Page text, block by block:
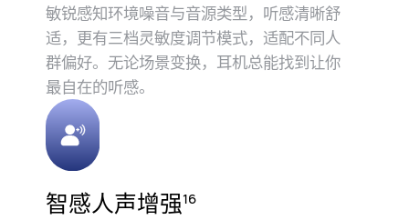
敏锐感知环境噪音与音源类型，听感清晰舒
适，更有三档灵敏度调节模式，适配不同人
群偏好。无论场景变换，耳机总能找到让你
最自在的听⁠感。
智感人声增强⁠16